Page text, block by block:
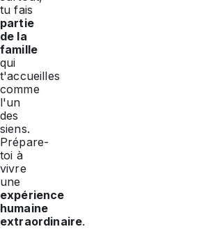
tu fais
partie
de la
famille
qui
t'accueilles
comme
l'un
des
siens.
Prépare-
toi à
vivre
une
expérience
humaine
extraordinaire.